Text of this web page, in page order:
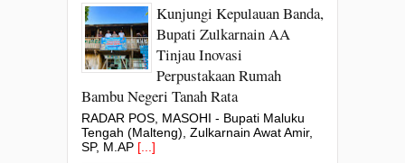
Kunjungi Kepulauan Banda,
Bupati Zulkarnain AA
Tinjau Inovasi
Perpustakaan Rumah
Bambu Negeri Tanah Rata
RADAR POS, MASOHI - Bupati Maluku
Tengah (Malteng), Zulkarnain Awat Amir,
SP, M.AP [...]